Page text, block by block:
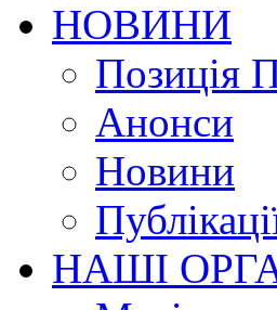
НОВИНИ
Позиція
Анонси
Новини
НАШІ